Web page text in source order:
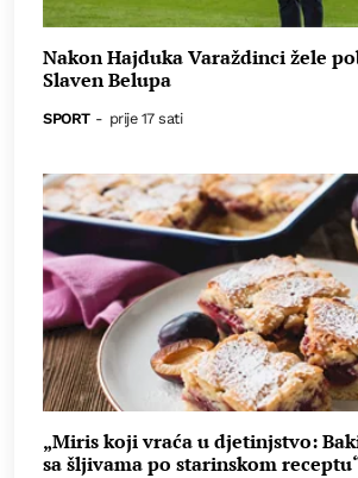
Nakon Hajduka Varaždinci žele
Slaven Belupa
SPORT - prije 17 sati
„Miris koji vraća u djetinjstvo:
sa šljivama po starinskom